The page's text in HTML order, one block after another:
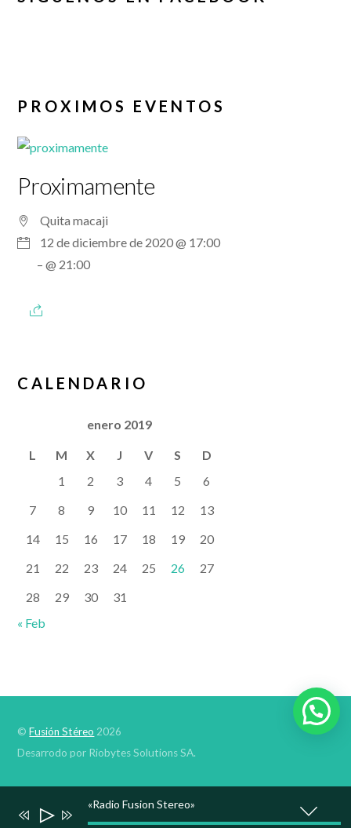
PROXIMOS EVENTOS
Proximamente
Quita macaji
12 de diciembre de 2020 @ 17:00
– @ 21:00
CALENDARIO
enero 2019
L M X J V S
D
1
2 3 4 5
6
7
8 9 10 11 12
13
14
15 16 17 18 19
20
21
22 23 24 25 26
27
28
29 30
31
« Feb
©Fusión Stéreo 2026
Desarrodo por Riobytes Solutions SA.
«Radio Fusion Stereo»
Reproductor